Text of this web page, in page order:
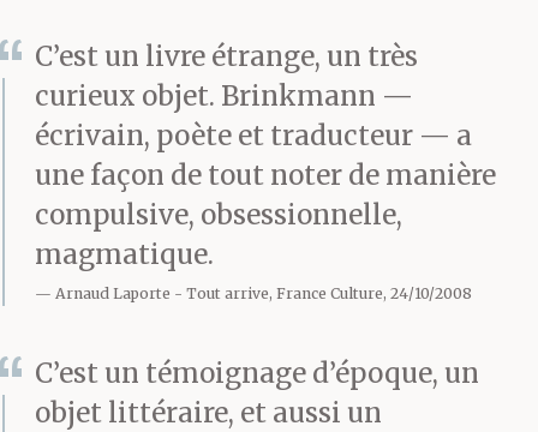
C’est un livre étrange, un très
curieux objet. Brinkmann —
écrivain, poète et traducteur — a
une façon de tout noter de manière
compulsive, obsessionnelle,
magmatique.
Arnaud Laporte Tout arrive, France Culture, 24/10/2008
C’est un témoignage d’époque, un
objet littéraire, et aussi un